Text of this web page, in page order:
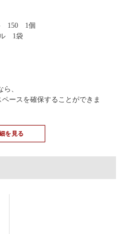
- 150 1個
ル 1袋
、
ースを確保することができま
を見る